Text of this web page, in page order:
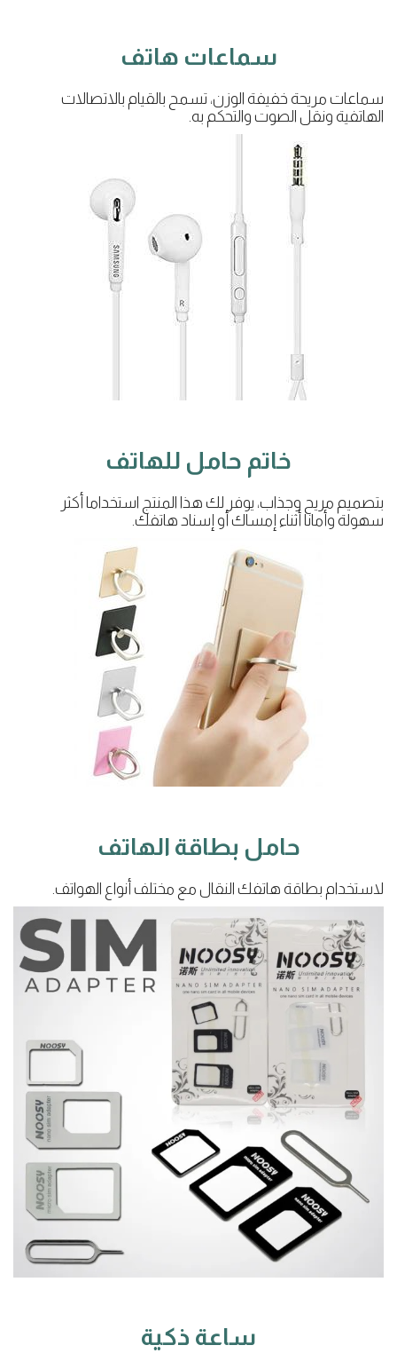
سماعات هاتف
سماعات مريحة خفيفة الوزن، تسمح بالقيام بالاتصالات
الهاتفية ونقل الصوت والتحكم به.
خاتم حامل للهاتف
بتصميم مريح وجذاب، يوفر لك هذا المنتج استخداما أكثر
سهولة وأمانا أثناء إمساك أو إسناد هاتفك.
حامل بطاقة الهاتف
لاستخدام بطاقة هاتفك النقال مع مختلف أنواع الهواتف.
ساعة ذكية